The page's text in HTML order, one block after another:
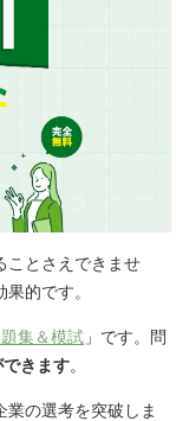
ことさえできませ
的です。
集＆模試 」です。問
きます。
業の選考を突破しま